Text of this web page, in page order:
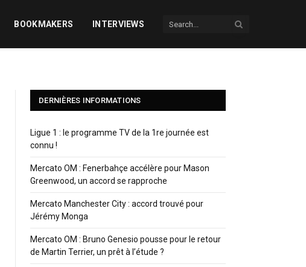
BOOKMAKERS INTERVIEWS
DERNIÈRES INFORMATIONS
Ligue 1 : le programme TV de la 1re journée est
connu !
Mercato OM : Fenerbahçe accélère pour Mason
Greenwood, un accord se rapproche
Mercato Manchester City : accord trouvé pour
Jérémy Monga
Mercato OM : Bruno Genesio pousse pour le retour
de Martin Terrier, un prêt à l’étude ?